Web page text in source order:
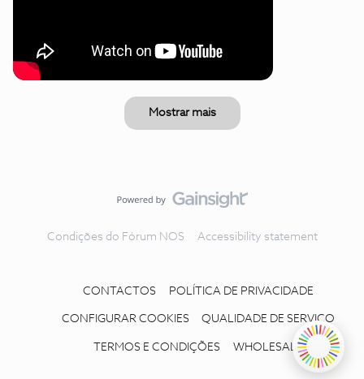
Mostrar mais
Condições do Fórum NOS Accessibility statement
CONTACTOS POLÍTICA DE PRIVACIDADE
CONFIGURAR COOKIES QUALIDADE DE SERVIÇO
TERMOS E CONDIÇÕES WHOLESALE